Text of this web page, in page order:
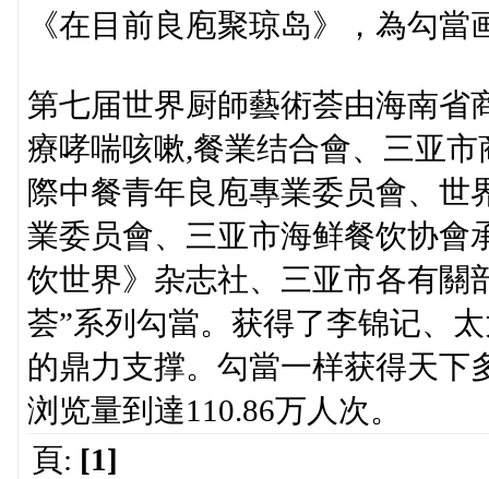
《在目前良庖聚琼岛》，為勾當
第七届世界厨師藝術荟由海南省
療哮喘咳嗽,餐業结合會、三亚
際中餐青年良庖專業委员會、世
業委员會、三亚市海鲜餐饮协會
饮世界》杂志社、三亚市各有關
荟”系列勾當。获得了李锦记、
的鼎力支撑。勾當一样获得天下
浏览量到達110.86万人次。
頁: [1]